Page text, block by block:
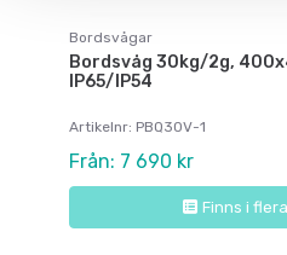
Bordsvågar
Bordsvåg 30kg/2g,
IP65/IP54
Artikelnr: PBQ30V-1
Från: 7 690 kr
Finns i